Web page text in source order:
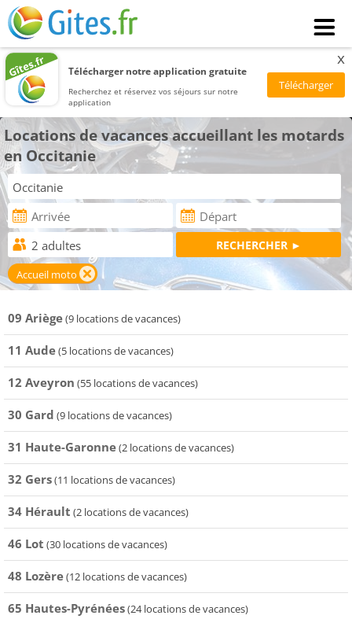
Télécharger notre application gratuite
Recherchez et réservez vos séjours sur notre
application
x
Locations de vacances accueillant les motards
en Occitanie
Accueil moto
09 Ariège(9 locations de vacances)
11 Aude(5 locations de vacances)
12 Aveyron (55 locations de vacances)
30 Gard (9 locations de vacances)
31 Haute-Garonne(2 locations de vacances)
32 Gers(11 locations de vacances)
34 Hérault (2 locations de vacances)
46 Lot (30 locations de vacances)
48 Lozère(12 locations de vacances)
65 Hautes-Pyrénées(24 locations de vacances)